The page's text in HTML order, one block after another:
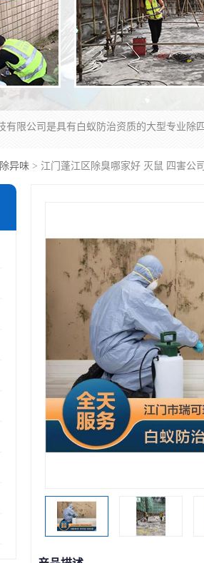
除异味 > 江门蓬江区除臭哪家好 灭鼠 四害公司